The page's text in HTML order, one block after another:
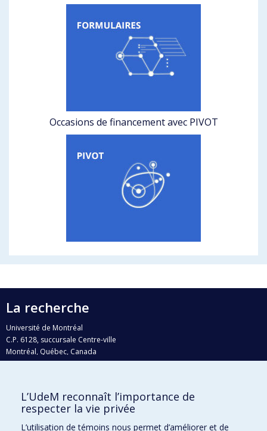
Occasions de financement avec PIVOT
La recherche
Université de Montréal
C.P. 6128, succursale Centre-ville
Montréal, Québec, Canada
H3C 3J7
Qui fait quoi?
Nous trouver
L’UdeM reconnaît l’importance de
respecter la vie privée
L’utilisation de témoins nous permet d’améliorer et de